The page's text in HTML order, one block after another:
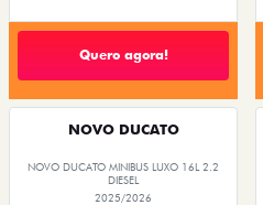
Quero agora!
NOVO DUCATO
NOVO DUCATO MINIBUS LUXO 16L 2.2
DIESEL
2025/2026